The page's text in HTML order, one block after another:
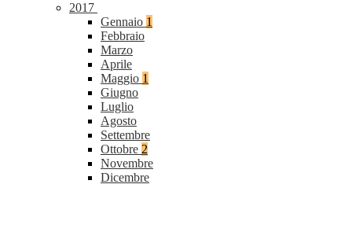
2017
Gennaio 1
Febbraio
Marzo
Aprile
Maggio 1
Giugno
Luglio
Agosto
Settembre
Ottobre 2
Novembre
Dicembre